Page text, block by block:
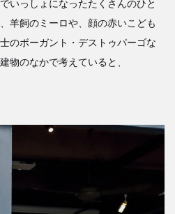
いっしょになったたくさんのひと
羊飼のミーロや、顔の赤いこども
のボーガント・デストゥパーゴな
物のなかで考えていると、